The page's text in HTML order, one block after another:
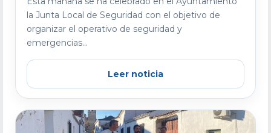
la Junta Local de Seguridad con el objetivo de
organizar el operativo de seguridad y
emergencias...
Leer noticia